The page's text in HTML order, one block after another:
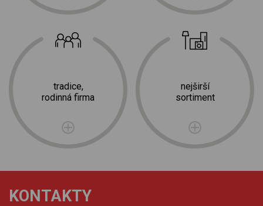
tradice,
rodinná firma
nejširší
sortiment
KONTAKTY